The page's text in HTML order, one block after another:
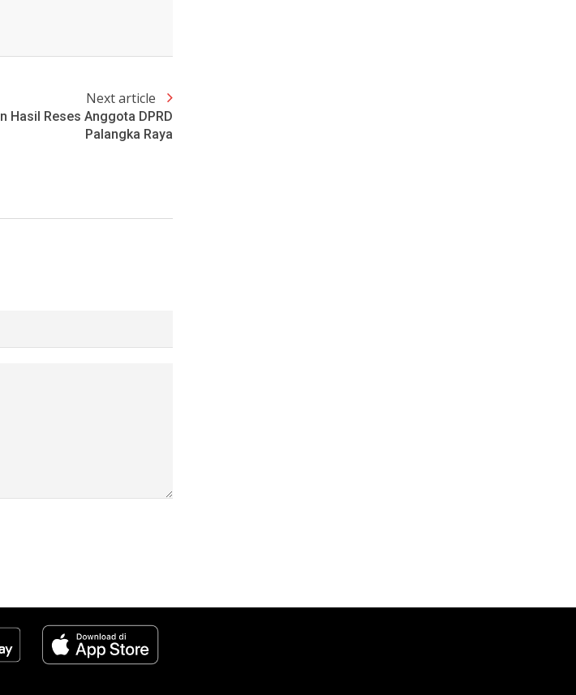
Next article
Hasil Reses Anggota DPRD
Palangka Raya